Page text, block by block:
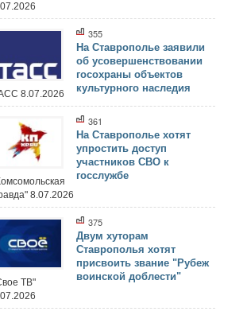
355
На Ставрополье заявили
об усовершенствовании
госохраны объектов
культурного наследия
8.07.2026
361
На Ставрополье хотят
упростить доступ
участников СВО к
госслужбе
8.07.2026
375
Двум хуторам
Ставрополья хотят
присвоить звание "Рубеж
воинской доблести"
ТВ"